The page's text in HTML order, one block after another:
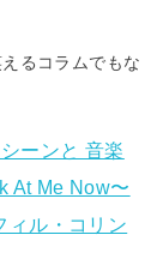
るコラムでもな
ーンと 音楽
At Me Now〜
ィル・コリン